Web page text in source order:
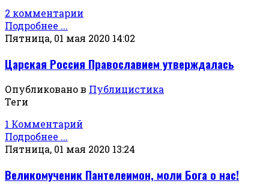
2 комментарии
Подробнее ...
Пятница, 01 мая 2020 14:02
Царская Россия Православием утверждалась
Опубликовано в Публицистика
Теги
1 Комментарий
Подробнее ...
Пятница, 01 мая 2020 13:24
Великомученик Пантелеимон, моли Бога о нас!